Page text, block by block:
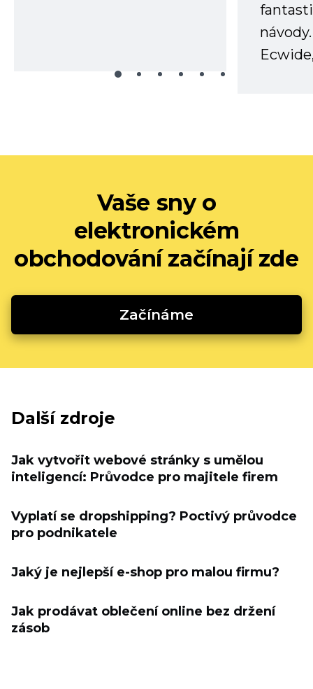
Vaše sny o
elektronickém
obchodování začínají zde
Začínáme
Další zdroje
Jak vytvořit webové stránky s umělou
inteligencí: Průvodce pro majitele firem
Vyplatí se dropshipping? Poctivý průvodce
pro podnikatele
Jaký je nejlepší e-shop pro malou firmu?
Jak prodávat oblečení online bez držení
zásob